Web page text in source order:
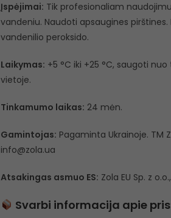
Įspėjimai: Tik profesionaliam
vandeniu. Naudoti apsaugines
vandenilio peroksido.
Laikymas: +5 °C iki +25 °C, saugoti
vietoje.
Tinkamumo laikas: 24 mėn.
Gamintojas: Pagaminta Ukrainoje. TM
info@zola.ua
Atsakingas asmuo ES: Zola EU Sp. z
Svarbi informacija apie